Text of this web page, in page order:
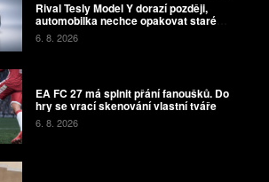
Rival Tesly Model Y dorazí později,
automobilka nechce opakovat staré
chyby
6. 8. 2026
EA FC 27 má splnit přání fanoušků. Do
hry se vrací skenování vlastní tváře
6. 8. 2026